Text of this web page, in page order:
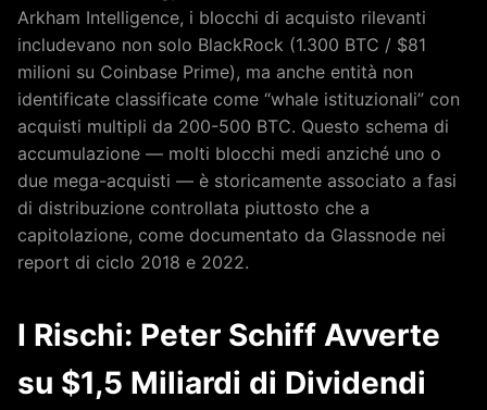
Arkham Intelligence, i blocchi di acquisto rilevanti
includevano non solo BlackRock (1.300 BTC / $81
milioni su Coinbase Prime), ma anche entità non
identificate classificate come “whale istituzionali” con
acquisti multipli da 200-500 BTC. Questo schema di
accumulazione — molti blocchi medi anziché uno o
due mega-acquisti — è storicamente associato a fasi
di distribuzione controllata piuttosto che a
capitolazione, come documentato da Glassnode nei
report di ciclo 2018 e 2022.
I Rischi: Peter Schiff Avverte
su $1,5 Miliardi di Dividendi